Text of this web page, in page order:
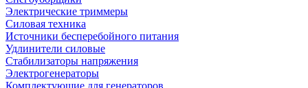
Электрические триммеры
Силовая техника
Источники бесперебойного питания
Удлинители силовые
Стабилизаторы напряжения
Электрогенераторы
Комплектующие для генераторов